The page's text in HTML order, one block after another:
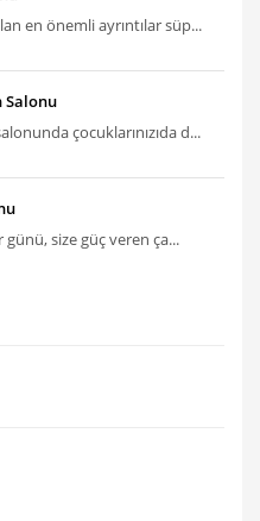
en önemli ayrıntılar süp...
Salonu
çocuklarınızıda d...
size güç veren ça...